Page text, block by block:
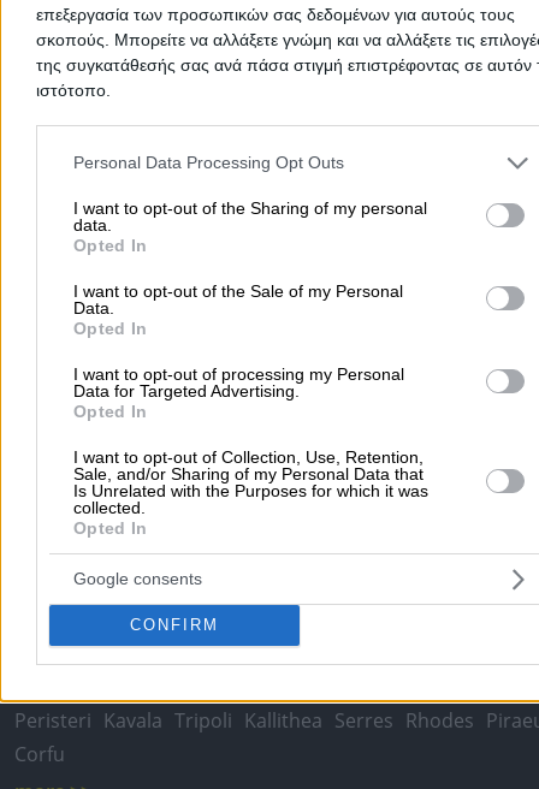
επεξεργασία των προσωπικών σας δεδομένων για αυτούς τους
σκοπούς. Μπορείτε να αλλάξετε γνώμη και να αλλάξετε τις
της συγκατάθεσής σας ανά πάσα στιγμή επιστρέφοντας σε αυτόν
ιστότοπο.
Please note that this website/app uses one or more Google
and may gather and store information including but not limited to
to Google and its third-party tags to use your data for below
purposes in below Google consent section.
Personal Data Processing Opt Outs
I want to opt-out of the Sharing of my personal
data.
Opted In
I want to opt-out of the Sale of my Personal
Data.
Opted In
I want to opt-out of processing my Personal
Data for Targeted Advertising.
Opted In
I want to opt-out of Collection, Use, Retention,
Sale, and/or Sharing of my Personal Data that
Is Unrelated with the Purposes for which it was
collected.
Opted In
Google consents
CONFIRM
Submit review
Prefecture of ATTICA > Athens > Doctors
Obstetricians
Gynaecologists >
Popular Searches
Moving Services
Dentists Car Garages Plumbers & Plumbing Services
more >>
Local Search
Peristeri Kavala Tripoli Kallithea Serres Rhodes
Corfu